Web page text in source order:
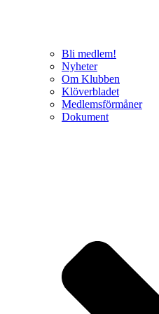
Bli medlem!
Nyheter
Om Klubben
Klöverbladet
Medlemsförmåner
Dokument